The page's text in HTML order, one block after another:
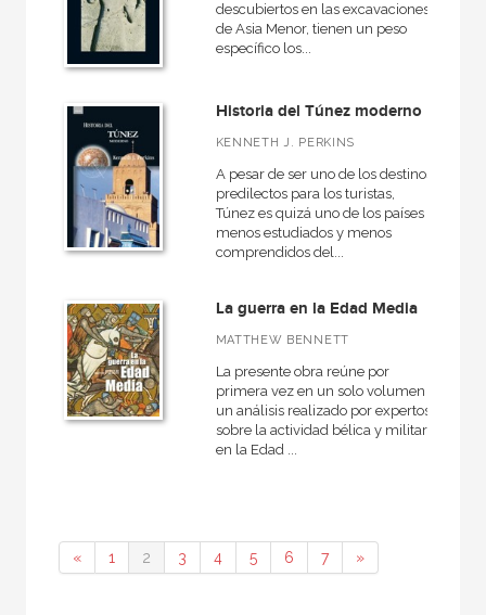
descubiertos en las excavaciones
de Asia Menor, tienen un peso
específico los...
Historia del Túnez moderno
KENNETH J. PERKINS
A pesar de ser uno de los destinos
predilectos para los turistas,
Túnez es quizá uno de los países
menos estudiados y menos
comprendidos del...
La guerra en la Edad Media
MATTHEW BENNETT
La presente obra reúne por
primera vez en un solo volumen
un análisis realizado por expertos
sobre la actividad bélica y militar
en la Edad ...
« 1 2 3 4 5 6 7 »